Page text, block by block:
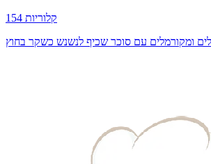
154 קלוריות
ומקורמלים עם סוכר שכיף לנשנש כשקר בחוץ